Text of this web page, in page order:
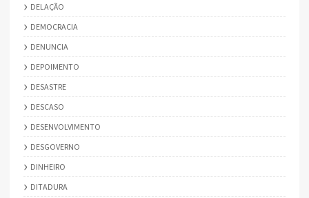
DELAÇÃO
DEMOCRACIA
DENUNCIA
DEPOIMENTO
DESASTRE
DESCASO
DESENVOLVIMENTO
DESGOVERNO
DINHEIRO
DITADURA